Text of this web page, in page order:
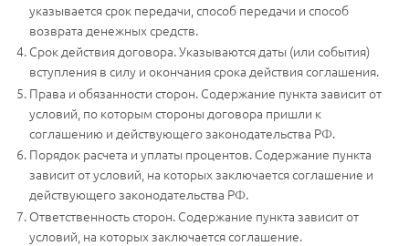
указывается срок передачи, способ передачи и способ
возврата денежных средств.
Срок действия договора. Указываются даты (или события)
вступления в силу и окончания срока действия соглашения.
Права и обязанности сторон. Содержание пункта зависит от
условий, по которым стороны договора пришли к
соглашению и действующего законодательства РФ.
Порядок расчета и уплаты процентов. Содержание пункта
зависит от условий, на которых заключается соглашение и
действующего законодательства РФ.
Ответственность сторон. Содержание пункта зависит от
условий, на которых заключается соглашение.